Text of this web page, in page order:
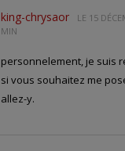
king-chrysaor LE 15
MIN
personnelement, je suis
si vous souhaitez me
allez-y.